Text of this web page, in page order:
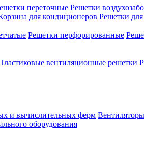
переточные Решетки
для кондиционеров Решетки
Решетки перфорированные
вентиляционные решетки
и вычислительных ферм
оборудования